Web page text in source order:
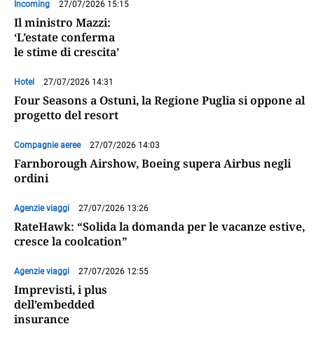
Incoming 27/07/2026 15:15
Il ministro Mazzi:
‘L’estate conferma
le stime di crescita’
Hotel 27/07/2026 14:31
Four Seasons a Ostuni, la Regione Puglia si oppone al
progetto del resort
Compagnie aeree 27/07/2026 14:03
Farnborough Airshow, Boeing supera Airbus negli
ordini
Agenzie viaggi 27/07/2026 13:26
RateHawk: “Solida la domanda per le vacanze estive,
cresce la coolcation”
Agenzie viaggi 27/07/2026 12:55
Imprevisti, i plus
dell’embedded
insurance